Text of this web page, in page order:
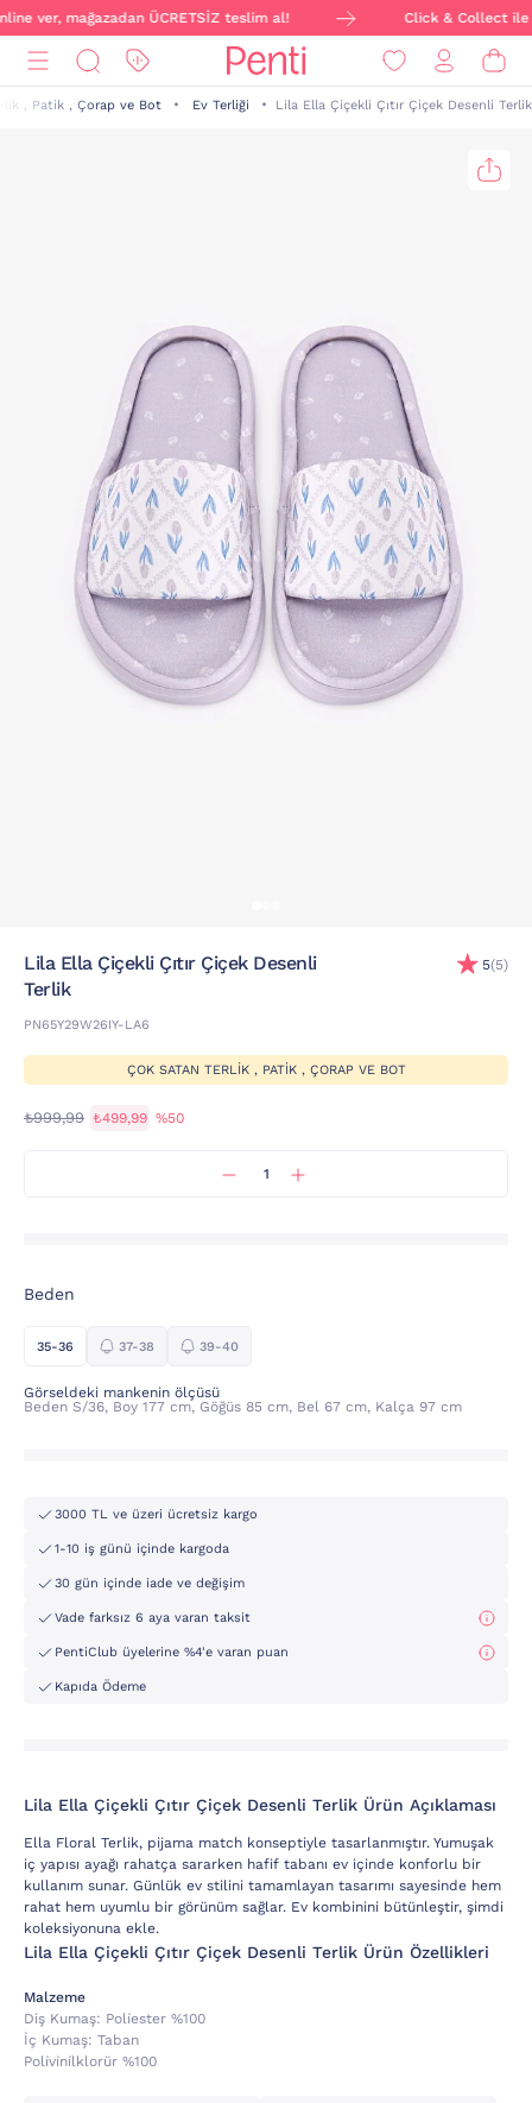
ver, mağazadan ÜCRETSİZ teslim al! Click & Collect ile
, Patik , Çorap ve Bot Ev Terliği Lila Ella Çiçekli Çıtır Çiçek Desenli Terlik
Lila Ella Çiçekli Çıtır Çiçek Desenli
Terlik
PN65Y29W26IY-LA6
5(5)
ÇOK SATAN TERLIK , PATIK , ÇORAP VE BOT
₺999,99 ₺499,99 %50
Beden
35-36 37-38 39-40
Görseldeki mankenin ölçüsü
Beden S/36, Boy 177 cm, Göğüs 85 cm, Bel 67 cm, Kalça 97 cm
3000 TL ve üzeri ücretsiz kargo
1-10 iş günü içinde kargoda
30 gün içinde iade ve değişim
Vade farksız 6 aya varan taksit
PentiClub üyelerine %4'e varan puan
Kapıda Ödeme
Lila Ella Çiçekli Çıtır Çiçek Desenli Terlik Ürün Açıklaması
Ella Floral Terlik, pijama match konseptiyle tasarlanmıştır. Yumuşak
iç yapısı ayağı rahatça sararken hafif tabanı ev içinde konforlu bir
kullanım sunar. Günlük ev stilini tamamlayan tasarımı sayesinde hem
rahat hem uyumlu bir görünüm sağlar. Ev kombinini bütünleştir, şimdi
koleksiyonuna ekle.
Lila Ella Çiçekli Çıtır Çiçek Desenli Terlik Ürün Özellikleri
Malzeme
Diş Kumaş: Poli̇ester %100
İç Kumaş: Taban
Poli̇vi̇ni̇lklorür %100